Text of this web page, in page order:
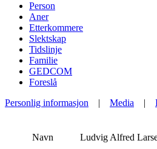
Person
Aner
Etterkommere
Slektskap
Tidslinje
Familie
GEDCOM
Foreslå
Personlig informasjon | Media |
Navn Ludvig Alfred